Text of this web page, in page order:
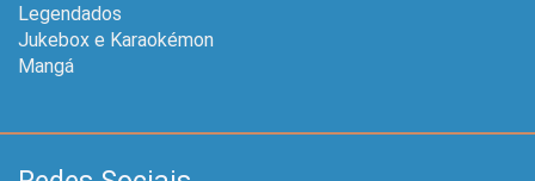
Legendados
Jukebox e Karaokémon
Mangá